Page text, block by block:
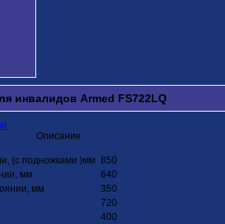
инвалидов Armed FS722LQ
Описание
(с подножками )мм 850
мм
640
мм
350
720
400